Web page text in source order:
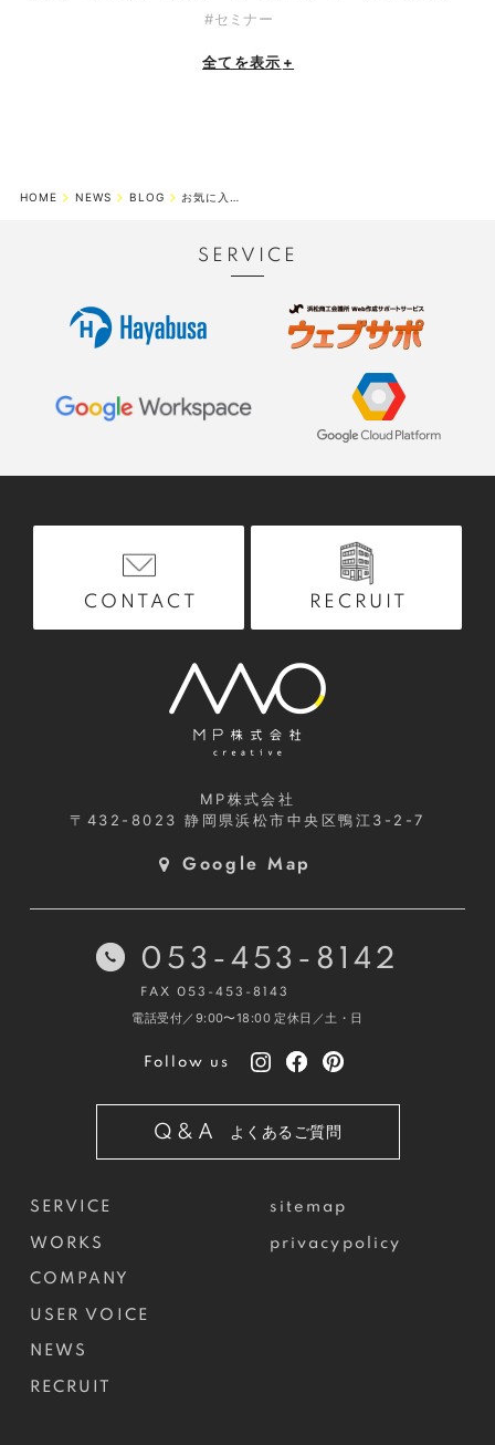
#セミナー
全てを表示 +
HOME NEWS BLOG お気に入りボールペン(OKB48)総選挙
SERVICE
CONTACT RECRUIT
MP株式会社
〒432-8023静岡県浜松市中央区鴨江3-2-7
Google Map
SERVICE
WORKS
COMPANY
USER VOICE
NEWS
RECRUIT
sitemap
privacypolicy
053-453-8142
FAX 053-453-8143
電話受付／9:00〜18:00 定休日／土・日
Follow us
Q&A よくあるご質問